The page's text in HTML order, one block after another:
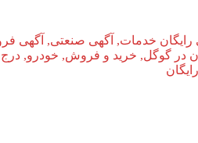
خدمات, آگهی صنعتی, آگهی
در گوگل, خرید و فروش, خودرو,